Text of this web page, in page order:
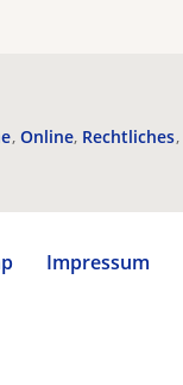
Online Rechtliches
Impressum